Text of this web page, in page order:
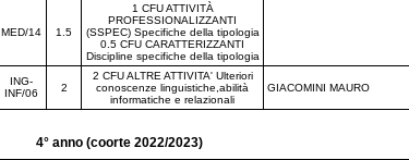
MED/14 1.5
1 CFU ATTIVITÀ
PROFESSIONALIZZANTI
(SSPEC) Specifiche della tipologia
0.5 CFU CARATTERIZZANTI
Discipline specifiche della tipologia
ING-
INF/06
2
2 CFU ALTRE ATTIVITA' Ulteriori
conoscenze linguistiche,abilità
informatiche e relazionali
GIACOMINI MAURO
4° anno (coorte 2022/2023)